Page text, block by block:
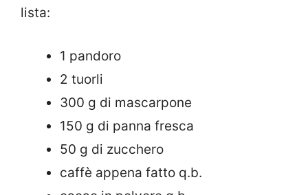
lista:
1 pandoro
2 tuorli
300 g di mascarpone
150 g di panna fresca
50 g di zucchero
caffè appena fatto q.b.